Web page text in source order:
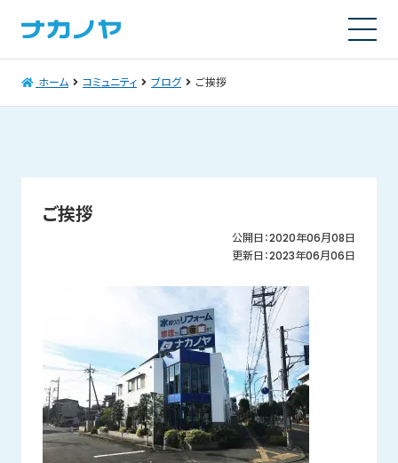
ホーム コミュニティ ブログ ご挨拶
ご挨拶
公開日：2020年06月08日
更新日：2023年06月06日